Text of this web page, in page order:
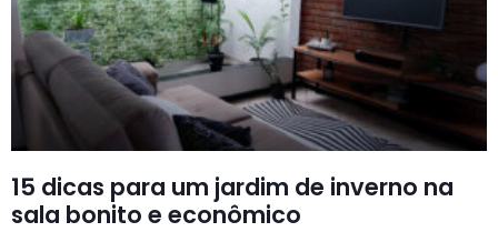
15 dicas para um jardim de inverno na
sala bonito e econômico